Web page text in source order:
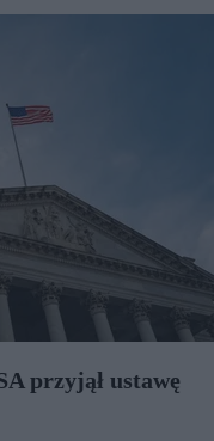
przyjął ustawę